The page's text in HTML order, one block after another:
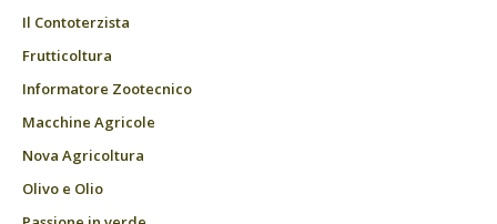
Il Contoterzista
Frutticoltura
Informatore Zootecnico
Macchine Agricole
Nova Agricoltura
Olivo e Olio